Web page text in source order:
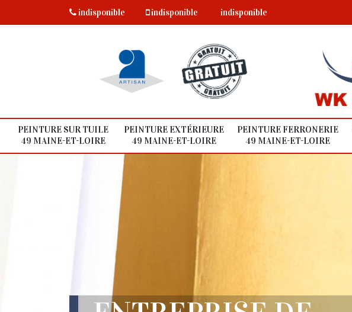
indisponible indisponible indisponible
PEINTURE SUR TUILE
49 MAINE-ET-LOIRE
PEINTURE EXTÉRIEURE
49 MAINE-ET-LOIRE
PEINTURE FERRONERIE
49 MAINE-ET-LOIRE